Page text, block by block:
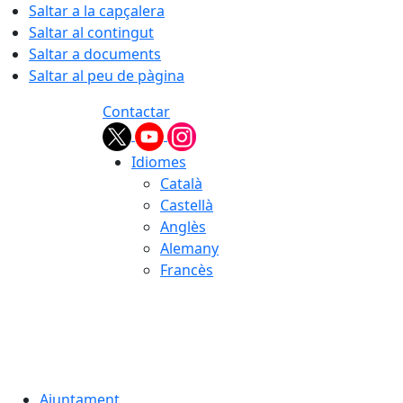
Saltar a la capçalera
Saltar al contingut
Saltar a documents
Saltar al peu de pàgina
Contactar
Idiomes
Català
Castellà
Anglès
Alemany
Francès